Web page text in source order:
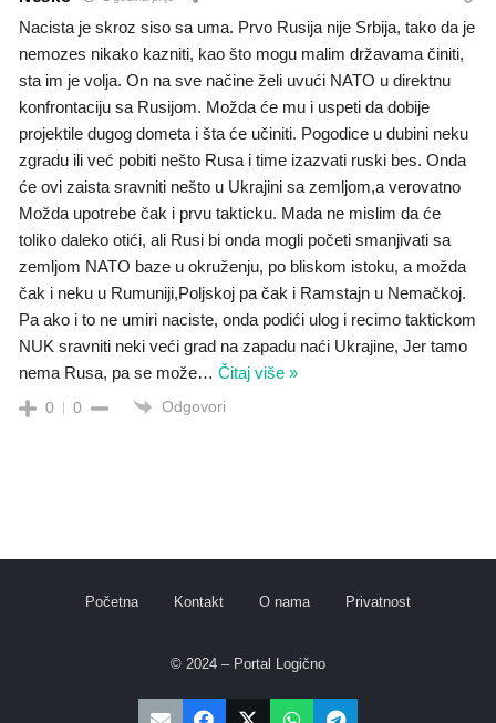
Nacista je skroz siso sa uma. Prvo Rusija nije Srbija, tako da je
nemozes nikako kazniti, kao što mogu malim državama činiti,
sta im je volja. On na sve načine želi uvući NATO u direktnu
konfrontaciju sa Rusijom. Možda će mu i uspeti da dobije
projektile dugog dometa i šta će učiniti. Pogodice u dubini neku
zgradu ili već pobiti nešto Rusa i time izazvati ruski bes. Onda
će ovi zaista sravniti nešto u Ukrajini sa zemljom,a verovatno
Možda upotrebe čak i prvu takticku. Mada ne mislim da će
toliko daleko otići, ali Rusi bi onda mogli početi smanjivati sa
zemljom NATO baze u okruženju, po bliskom istoku, a možda
čak i neku u Rumuniji,Poljskoj pa čak i Ramstajn u Nemačkoj.
Pa ako i to ne umiri naciste, onda podići ulog i recimo taktickom
NUK sravniti neki veći grad na zapadu naći Ukrajine, Jer tamo
nema Rusa, pa se može… Čitaj više »
0 0 Odgovori
Početna Kontakt O nama Privatnost
© 2024 – Portal Logično